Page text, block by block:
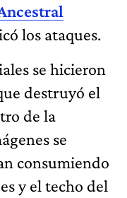
los ataques.
se hicieron
destruyó el
de la
se
consumiendo
y el techo del